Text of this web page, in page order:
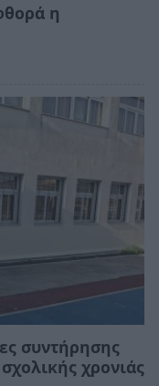
η
συντήρησης
χρονιάς